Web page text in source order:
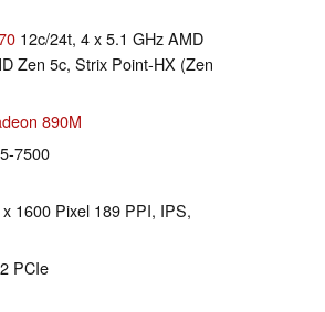
12c/24t, 4 x 5.1 GHz AMD
Zen 5c, Strix Point-HX (Zen
890M
7500
1600 Pixel 189 PPI, IPS,
PCIe